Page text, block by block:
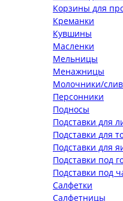
Корзины для
Креманки
Кувшины
Масленки
Мельницы
Менажницы
Молочники/
Персонники
Подносы
Подставки для
Подставки для
Подставки для
Подставки под
Подставки под
Салфетки
Салфетницы